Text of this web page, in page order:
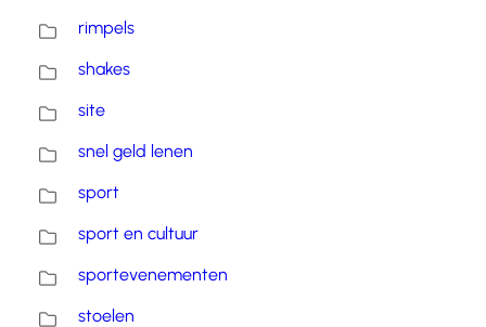
rimpels
shakes
site
snel geld lenen
sport
sport en cultuur
sportevenementen
stoelen